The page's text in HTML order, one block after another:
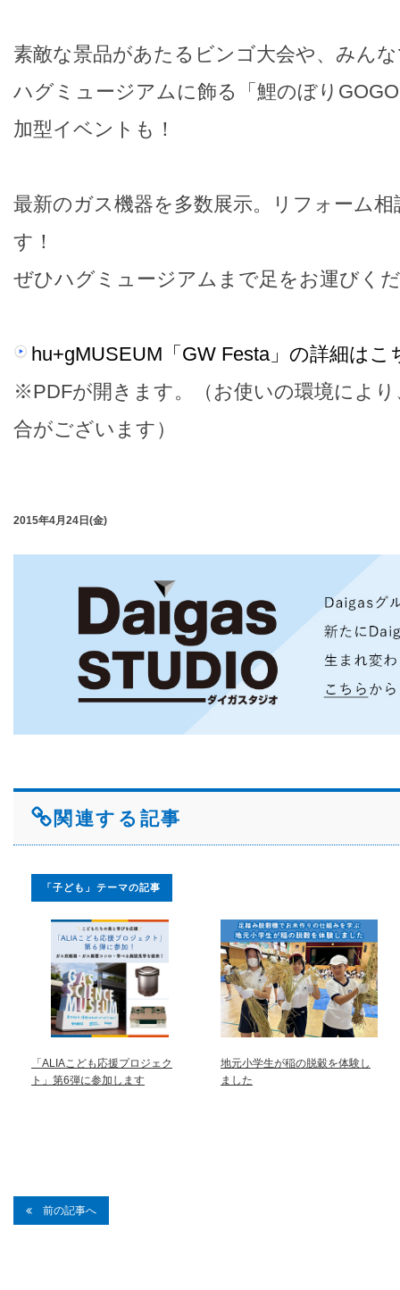
素敵な景品があたるビンゴ大会や、みん
ハグミュージアムに飾る「鯉のぼり
加型イベントも！
最新のガス機器を多数展示。リフォーム
す！
ぜひハグミュージアムまで足をお運びく
hu+gMUSEUM「GW Festa」の詳細はこ
※PDFが開きます。（お使いの環境によ
合がございます）
2015年4月24日(金)
関連する記事
「子ども」テーマの記事
「ALIAこども応援プロジェク
ト」第6弾に参加します
地元小学生が稲の脱穀を体験し
ました
前の記事へ